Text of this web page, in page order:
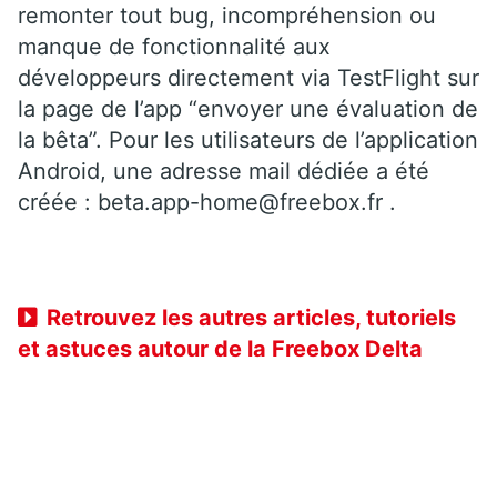
remonter tout bug, incompréhension ou
manque de fonctionnalité aux
développeurs directement via TestFlight sur
la page de l’app “envoyer une évaluation de
la bêta”. Pour les utilisateurs de l’application
Android, une adresse mail dédiée a été
créée : beta.app-home@freebox.fr .
Retrouvez les autres articles, tutoriels
et astuces autour de la Freebox Delta